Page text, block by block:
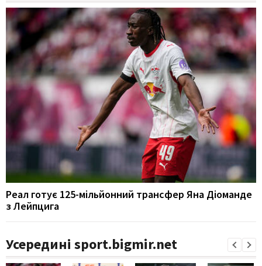
Реал готує 125-мільйонний трансфер Яна Діоманде
з Лейпцига
Усередині sport.bigmir.net